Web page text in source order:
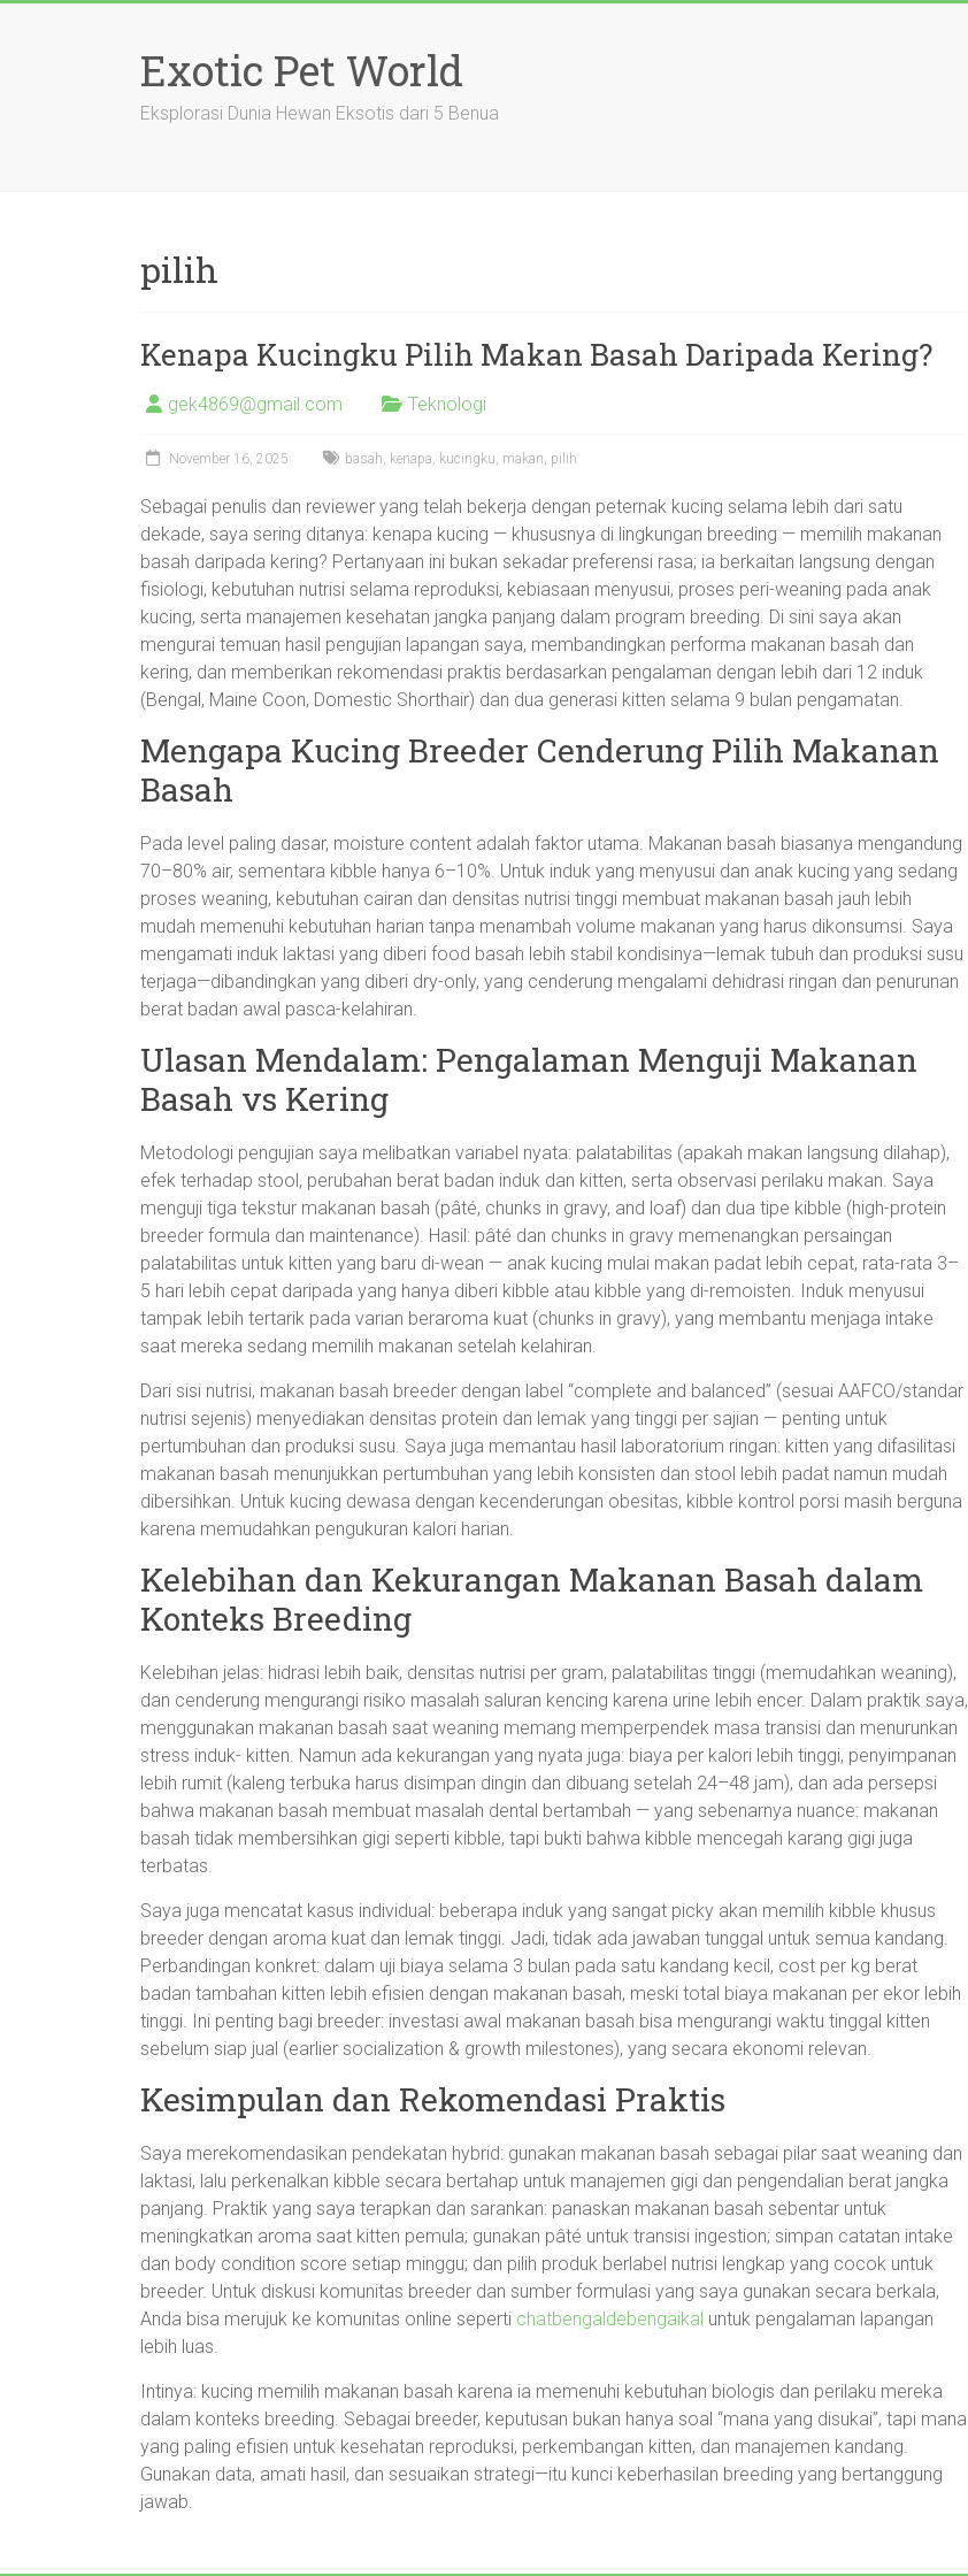
Exotic Pet World
Eksplorasi Dunia Hewan Eksotis dari 5 Benua
pilih
Kenapa Kucingku Pilih Makan Basah Daripada Kering?
gek4869@gmail.com Teknologi
November 16, 2025 basah, kenapa, kucingku, makan, pilih
Sebagai penulis dan reviewer yang telah bekerja dengan peternak kucing selama lebih dari satu
dekade, saya sering ditanya: kenapa kucing — khususnya di lingkungan breeding — memilih makanan
basah daripada kering? Pertanyaan ini bukan sekadar preferensi rasa; ia berkaitan langsung dengan
fisiologi, kebutuhan nutrisi selama reproduksi, kebiasaan menyusui, proses peri-weaning pada anak
kucing, serta manajemen kesehatan jangka panjang dalam program breeding. Di sini saya akan
mengurai temuan hasil pengujian lapangan saya, membandingkan performa makanan basah dan
kering, dan memberikan rekomendasi praktis berdasarkan pengalaman dengan lebih dari 12 induk
(Bengal, Maine Coon, Domestic Shorthair) dan dua generasi kitten selama 9 bulan pengamatan.
Mengapa Kucing Breeder Cenderung Pilih Makanan
Basah
Pada level paling dasar, moisture content adalah faktor utama. Makanan basah biasanya mengandung
70–80% air, sementara kibble hanya 6–10%. Untuk induk yang menyusui dan anak kucing yang sedang
proses weaning, kebutuhan cairan dan densitas nutrisi tinggi membuat makanan basah jauh lebih
mudah memenuhi kebutuhan harian tanpa menambah volume makanan yang harus dikonsumsi. Saya
mengamati induk laktasi yang diberi food basah lebih stabil kondisinya—lemak tubuh dan produksi susu
terjaga—dibandingkan yang diberi dry-only, yang cenderung mengalami dehidrasi ringan dan penurunan
berat badan awal pasca-kelahiran.
Ulasan Mendalam: Pengalaman Menguji Makanan
Basah vs Kering
Metodologi pengujian saya melibatkan variabel nyata: palatabilitas (apakah makan langsung dilahap),
efek terhadap stool, perubahan berat badan induk dan kitten, serta observasi perilaku makan. Saya
menguji tiga tekstur makanan basah (pâté, chunks in gravy, and loaf) dan dua tipe kibble (high-protein
breeder formula dan maintenance). Hasil: pâté dan chunks in gravy memenangkan persaingan
palatabilitas untuk kitten yang baru di-wean — anak kucing mulai makan padat lebih cepat, rata-rata 3–
5 hari lebih cepat daripada yang hanya diberi kibble atau kibble yang di-remoisten. Induk menyusui
tampak lebih tertarik pada varian beraroma kuat (chunks in gravy), yang membantu menjaga intake
saat mereka sedang memilih makanan setelah kelahiran.
Dari sisi nutrisi, makanan basah breeder dengan label “complete and balanced” (sesuai AAFCO/standar
nutrisi sejenis) menyediakan densitas protein dan lemak yang tinggi per sajian — penting untuk
pertumbuhan dan produksi susu. Saya juga memantau hasil laboratorium ringan: kitten yang difasilitasi
makanan basah menunjukkan pertumbuhan yang lebih konsisten dan stool lebih padat namun mudah
dibersihkan. Untuk kucing dewasa dengan kecenderungan obesitas, kibble kontrol porsi masih berguna
karena memudahkan pengukuran kalori harian.
Kelebihan dan Kekurangan Makanan Basah dalam
Konteks Breeding
Kelebihan jelas: hidrasi lebih baik, densitas nutrisi per gram, palatabilitas tinggi (memudahkan weaning),
dan cenderung mengurangi risiko masalah saluran kencing karena urine lebih encer. Dalam praktik saya,
menggunakan makanan basah saat weaning memang memperpendek masa transisi dan menurunkan
stress induk- kitten. Namun ada kekurangan yang nyata juga: biaya per kalori lebih tinggi, penyimpanan
lebih rumit (kaleng terbuka harus disimpan dingin dan dibuang setelah 24–48 jam), dan ada persepsi
bahwa makanan basah membuat masalah dental bertambah — yang sebenarnya nuance: makanan
basah tidak membersihkan gigi seperti kibble, tapi bukti bahwa kibble mencegah karang gigi juga
terbatas.
Saya juga mencatat kasus individual: beberapa induk yang sangat picky akan memilih kibble khusus
breeder dengan aroma kuat dan lemak tinggi. Jadi, tidak ada jawaban tunggal untuk semua kandang.
Perbandingan konkret: dalam uji biaya selama 3 bulan pada satu kandang kecil, cost per kg berat
badan tambahan kitten lebih efisien dengan makanan basah, meski total biaya makanan per ekor lebih
tinggi. Ini penting bagi breeder: investasi awal makanan basah bisa mengurangi waktu tinggal kitten
sebelum siap jual (earlier socialization & growth milestones), yang secara ekonomi relevan.
Kesimpulan dan Rekomendasi Praktis
Saya merekomendasikan pendekatan hybrid: gunakan makanan basah sebagai pilar saat weaning dan
laktasi, lalu perkenalkan kibble secara bertahap untuk manajemen gigi dan pengendalian berat jangka
panjang. Praktik yang saya terapkan dan sarankan: panaskan makanan basah sebentar untuk
meningkatkan aroma saat kitten pemula; gunakan pâté untuk transisi ingestion; simpan catatan intake
dan body condition score setiap minggu; dan pilih produk berlabel nutrisi lengkap yang cocok untuk
breeder. Untuk diskusi komunitas breeder dan sumber formulasi yang saya gunakan secara berkala,
Anda bisa merujuk ke komunitas online seperti chatbengaldebengaikal untuk pengalaman lapangan
lebih luas.
Intinya: kucing memilih makanan basah karena ia memenuhi kebutuhan biologis dan perilaku mereka
dalam konteks breeding. Sebagai breeder, keputusan bukan hanya soal “mana yang disukai”, tapi mana
yang paling efisien untuk kesehatan reproduksi, perkembangan kitten, dan manajemen kandang.
Gunakan data, amati hasil, dan sesuaikan strategi—itu kunci keberhasilan breeding yang bertanggung
jawab.